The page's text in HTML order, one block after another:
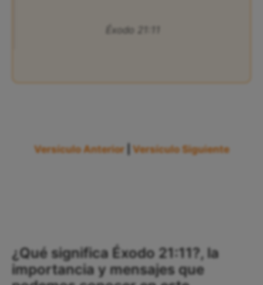
Éxodo 21:11
Versículo Anterior Versículo Siguiente
¿Qué significa Éxodo 21:11?, la
importancia y mensajes que